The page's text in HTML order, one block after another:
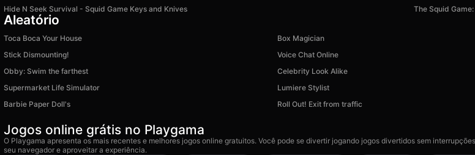
Hide N Seek Survival - Squid Game Keys and Knives
The Squid
Aleatório
Toca Boca Your House Box Magician
Stick Dismounting!
Voice Chat Online
Obby: Swim the farthest
Celebrity Look Alike
Supermarket Life Simulator
Lumiere Stylist
Barbie Paper Doll's
Roll Out! Exit from traffic
Jogos online grátis no Playgama
O Playgama apresenta os mais recentes e melhores jogos online gratuitos. Você pode se divertir jogando jogos divertidos sem
seu navegador e aproveitar a experiência.